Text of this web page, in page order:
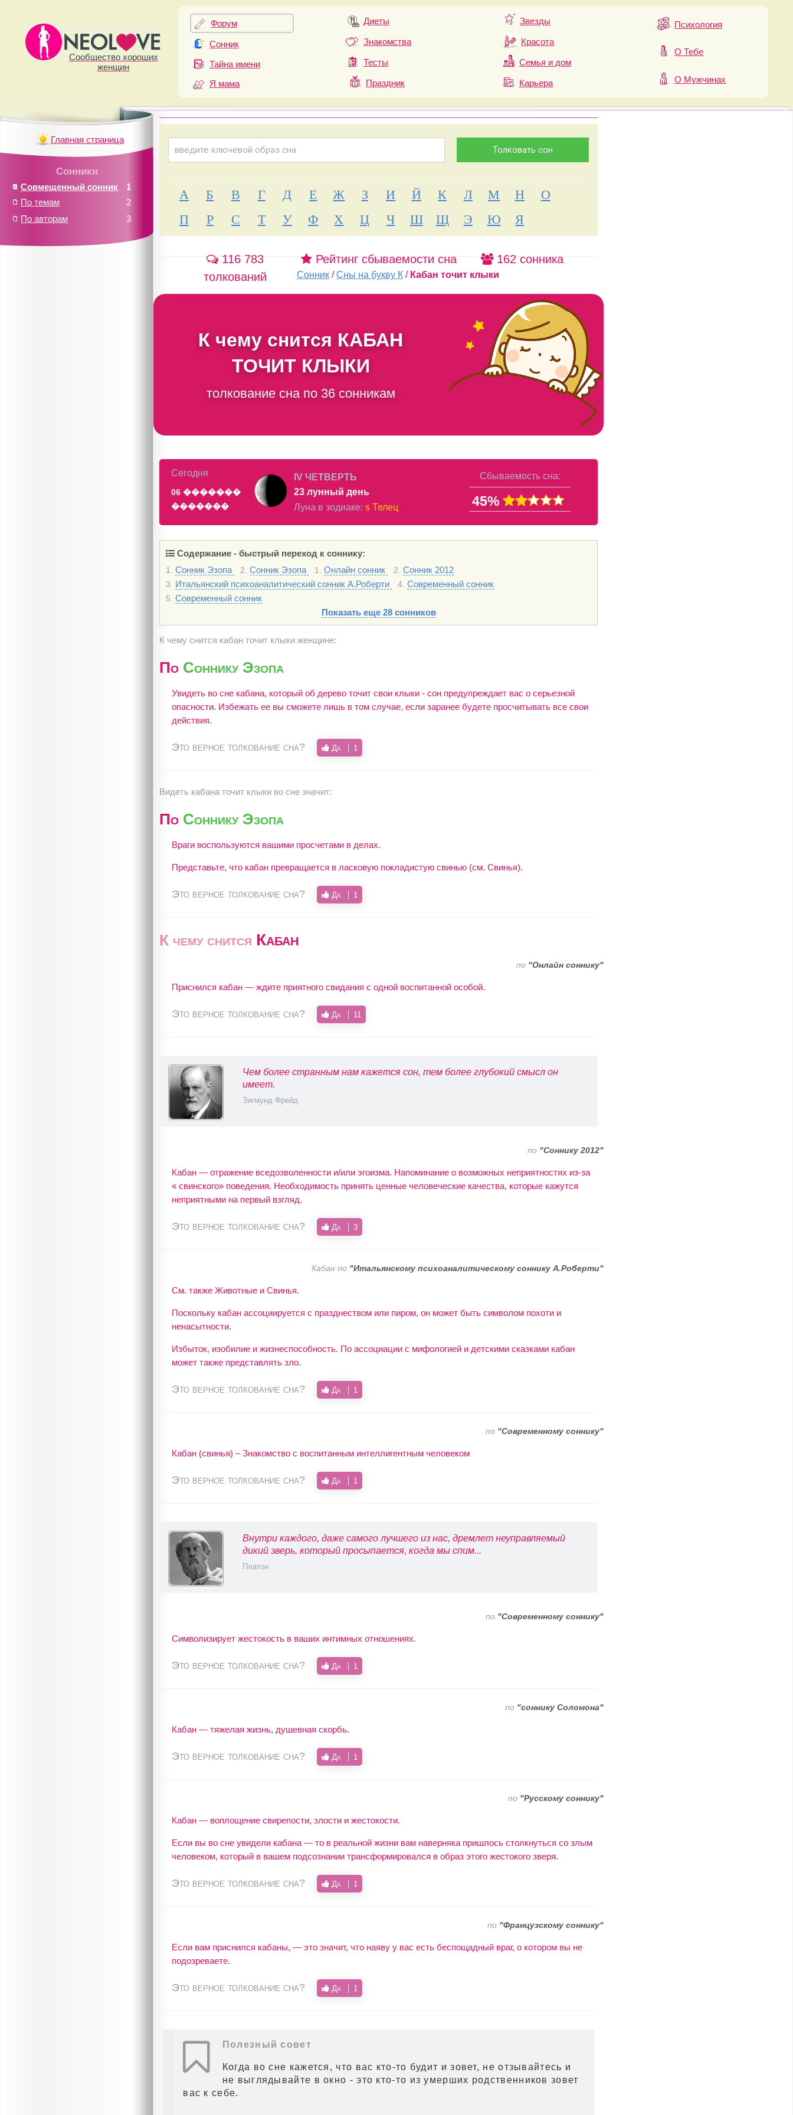
Сообщество хороших
женщин
Форум
Сонник
Тайна имени
Я мама
Диеты
Знакомства
Тесты
Праздник
Звезды
Красота
Семья и дом
Карьера
Психология
О Тебе
О Мужчинах
А Б В Г Д Е Ж З И Й К Л М Н
О
П
Р С Т У Ф Х Ц Ч Ш Щ Э Ю Я
116 783
толкований
Рейтинг сбываемости сна 162 сонника
Сонник /Сны на букву К / Кабан точит клыки
К чему снится КАБАН
ТОЧИТ КЛЫКИ
толкование сна по 36 сонникам
Сегодня
06 �������
�������
IV ЧЕТВЕРТЬ
23 лунный день
Луна в зодиаке: s Телец
Сбываемость сна:
45%
Содержание - быстрый переход к соннику:
1. Сонник Эзопа 2. Сонник Эзопа 1. Онлайн сонник 2. Сонник 2012
3. Итальянский психоаналитический сонник А.Роберти 4. Современный сонник
5. Современный сонник
Показать еще 28 сонников
К чему снится кабан точит клыки женщине:
По Соннику Эзопа
Увидеть во сне кабана, который об дерево точит свои клыки - сон предупреждает вас о серьезной
опасности. Избежать ее вы сможете лишь в том случае, если заранее будете просчитывать все свои
действия.
Это верное толкование сна? Да 1
Видеть кабана точит клыки во сне значит:
По Соннику Эзопа
Враги воспользуются вашими просчетами в делах.
Представьте, что кабан превращается в ласковую покладистую свинью (см. Свинья).
Это верное толкование сна? Да 1
К чему снится Кабан
по "Онлайн соннику"
Приснился кабан — ждите приятного свидания с одной воспитанной особой.
Это верное толкование сна? Да 11
Чем более странным нам кажется сон, тем более глубокий смысл он
имеет.
Зигмунд Фрейд
по "Соннику 2012"
Кабан — отражение вседозволенности и/или эгоизма. Напоминание о возможных неприятностях из-за
« свинского» поведения. Необходимость принять ценные человеческие качества, которые кажутся
неприятными на первый взгляд.
Это верное толкование сна? Да 3
Кабан по "Итальянскому психоаналитическому соннику А.Роберти"
См. также Животные и Свинья.
Поскольку кабан ассоциируется с празднеством или пиром, он может быть символом похоти и
ненасытности.
Избыток, изобилие и жизнеспособность. По ассоциации с мифологией и детскими сказками кабан
может также представлять зло.
Это верное толкование сна? Да 1
по "Современному соннику"
Кабан (свинья) – Знакомство с воспитанным интеллигентным человеком
Это верное толкование сна? Да 1
Внутри каждого, даже самого лучшего из нас, дремлет неуправляемый
дикий зверь, который просыпается, когда мы спим...
Платон
по "Современному соннику"
Символизирует жестокость в ваших интимных отношениях.
Это верное толкование сна? Да 1
по "соннику Соломона"
Кабан — тяжелая жизнь, душевная скорбь.
Это верное толкование сна? Да 1
по "Русскому соннику"
Кабан — воплощение свирепости, злости и жестокости.
Если вы во сне увидели кабана — то в реальной жизни вам наверняка пришлось столкнуться со злым
человеком, который в вашем подсознании трансформировался в образ этого жестокого зверя.
Это верное толкование сна? Да 1
по "Французскому соннику"
Если вам приснился кабаны, — это значит, что наяву у вас есть беспощадный враг, о котором вы не
подозреваете.
Это верное толкование сна? Да 1
Полезный совет
Когда во сне кажется, что вас кто-то будит и зовет, не отзывайтесь и
не выглядывайте в окно - это кто-то из умерших родственников зовет
вас к себе.
Главная страница
Сонники
1
Совмещенный сонник
2
По темам
3
По авторам